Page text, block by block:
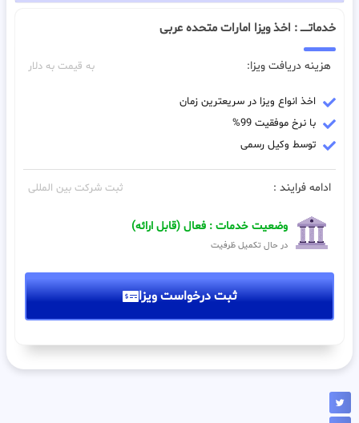
خدماتـــــ : اخذ ویزا امارات متحده عربی
هزینه دریافت ویزا: به قیمت به دلار
اخذ انواع ویزا در سریعترین زمان
با نرخ موفقیت 99%
توسط وکیل رسمی
ادامه فرایند : ثبت شرکت بین المللی
وضعیت خدمات : فعال (قابل ارائه)
در حال تکمیل ظرفیت
ثبت درخواست ویزا